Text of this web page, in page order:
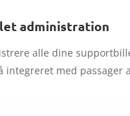
administration
alle dine
integreret med passager